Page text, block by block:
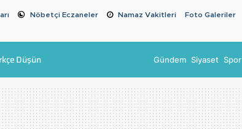
Nöbetçi Eczaneler Namaz Vakitleri
Foto Galeriler
Düşün Gündem Siyaset Spor